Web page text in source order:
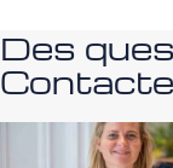
Des